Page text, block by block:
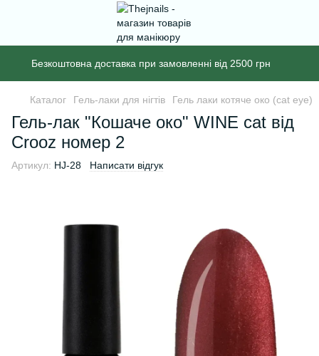
Безкоштовна доставка при замовленні від 2500 грн
Каталог Гель-лаки для нігтів Гель лаки котяче око (cat eye)
Гель-лак "Кошаче око" WINE cat від
Crooz номер 2
Артикул: HJ-28 Написати відгук